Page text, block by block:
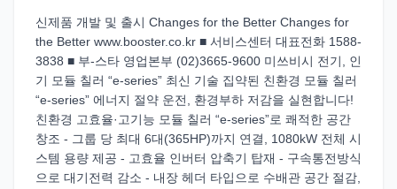
신제품 개발 및 출시 Changes for the Better Changes for
the Better www.booster.co.kr ■ 서비스센터 대표전화 1588-
3838 ■ 부-스타 영업본부 (02)3665-9600 미쓰비시 전기, 인
기 모듈 칠러 “e-series” 최신 기술 집약된 친환경 모듈 칠러
“e-series” 에너지 절약 운전, 환경부하 저감을 실현합니다!
친환경 고효율·고기능 모듈 칠러 “e-series”로 쾌적한 공간
창조 - 그룹 당 최대 6대(365HP)까지 연결, 1080kW 전체 시
스템 용량 제공 - 고효율 인버터 압축기 탑재 - 구속통전방식
으로 대기전력 감소 - 내장 헤더 타입으로 수배관 공간 절감,